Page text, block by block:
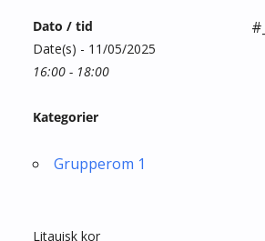
Dato / tid
Date(s) - 11/05/2025
16:00 - 18:00
Kategorier
Grupperom 1
Litauisk kor